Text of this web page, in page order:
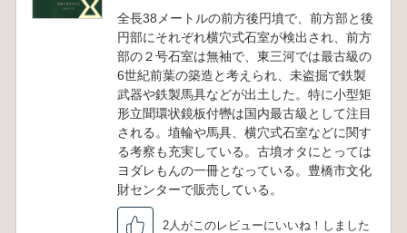
全長38メートルの前方後円墳で、前方部と後
円部にそれぞれ横穴式石室が検出され、前方
部の２号石室は無袖で、東三河では最古級の
6世紀前葉の築造と考えられ、未盗掘で鉄製
武器や鉄製馬具などが出土した。特に小型矩
形立聞環状鏡板付轡は国内最古級として注目
される。埴輪や馬具、横穴式石室などに関す
る考察も充実している。古墳オタにとっては
ヨダレもんの一冊となっている。豊橋市文化
財センターで販売している。
2人がこのレビューにいいね！しました